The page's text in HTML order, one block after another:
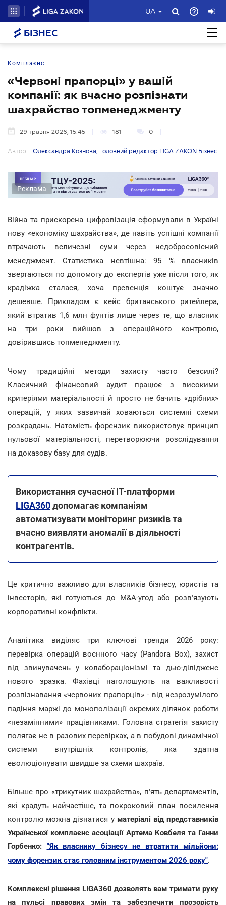
UA
БІЗНЕС
Комплаєнс
«Червоні прапорці» у вашій
компанії: як вчасно розпізнати
шахрайство топменеджменту
29 травня 2026, 15:45 181 0
Автор: Олександра Кознова, головний редактор LIGA ZAKON Бізнес
Реклама
Війна та прискорена цифровізація сформували в Україні
нову «економіку шахрайства», де навіть успішні компанії
втрачають величезні суми через недобросовісний
менеджмент. Статистика невтішна: 95 % власників
звертаються по допомогу до експертів уже після того, як
крадіжка сталася, хоча превенція коштує значно
дешевше. Прикладом є кейс британського ритейлера,
який втратив 1,6 млн фунтів лише через те, що власник
на три роки вийшов з операційного контролю,
довірившись топменеджменту.
Чому традиційні методи захисту часто безсилі?
Класичний фінансовий аудит працює з високими
критеріями матеріальності й просто не бачить «дрібних»
операцій, у яких зазвичай ховаються системні схеми
розкрадань. Натомість форензик використовує принцип
нульової матеріальності, перетворюючи розслідування
на доказову базу для судів.
Використання сучасної ІТ-платформи
LIGA360допомагає компаніям
автоматизувати моніторинг ризиків та
вчасно виявляти аномалії в діяльності
контрагентів.
Це критично важливо для власників бізнесу, юристів та
інвесторів, які готуються до M&A-угод або розв'язують
корпоративні конфлікти.
Аналітика виділяє три ключові тренди 2026 року:
перевірка операцій воєнного часу (Pandora Box), захист
від звинувачень у колабораціонізмі та дью-ділідженс
нового зразка. Фахівці наголошують на важливості
розпізнавання «червоних прапорців» - від незрозумілого
падіння маржі до монополізації окремих ділянок роботи
«незамінними» працівниками. Головна стратегія захисту
полягає не в разових перевірках, а в побудові динамічної
системи внутрішніх контролів, яка здатна
еволюціонувати швидше за схеми шахраїв.
Більше про «трикутник шахрайства», п'ять департаментів,
які крадуть найчастіше, та покроковий план посилення
контролю можна дізнатися у матеріалі від представників
Української комплаєнс асоціації Артема Ковбеля та Ганни
Горбенко: "Як власнику бізнесу не втратити мільйони:
чому форензик стає головним інструментом 2026 року".
Комплексні рішення LIGA360 дозволять вам тримати руку
на пульсі правових змін та забезпечити прозорість